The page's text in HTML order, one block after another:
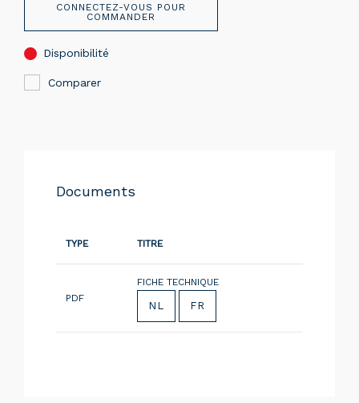
CONNECTEZ-VOUS POUR
COMMANDER
Disponibilité
Comparer
Documents
TYPE TITRE
PDF
FICHE TECHNIQUE
NL FR